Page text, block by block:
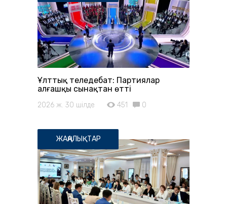
Ұлттық теледебат: Партиялар
алғашқы сынақтан өтті
2026 ж. 30 шілде 451 0
ЖАҢАЛЫҚТАР